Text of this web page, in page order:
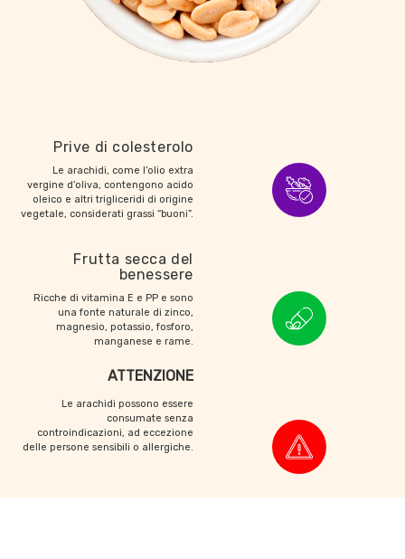
Prive di colesterolo
Le arachidi, come l’olio extra
vergine d’oliva, contengono acido
oleico e altri trigliceridi di origine
vegetale, considerati grassi “buoni”.
Frutta secca del
benessere
Ricche di vitamina E e PP e sono
una fonte naturale di zinco,
magnesio, potassio, fosforo,
manganese e rame.
ATTENZIONE
Le arachidi possono essere
consumate senza
controindicazioni, ad eccezione
delle persone sensibili o allergiche.